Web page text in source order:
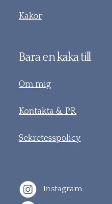
Kakor
Bara en kaka till
Om mig
Kontakta & PR
Sekretesspolicy
Instagram